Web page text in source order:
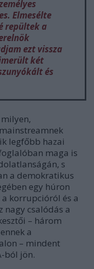
Elmesélte
repültek a
ezt vissza
két
és
legfőbb hazai
maga is
s
a demokratikus
egy húron
korrupcióról és a
nagy csalódás a
– három
a
– mindent
ból jön.